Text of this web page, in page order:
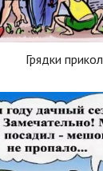
Грядки прикол